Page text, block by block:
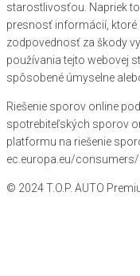
starostlivosťou. Napriek
presnosť informácií, ktoré
zodpovednosť za škody
používania tejto webovej
spôsobené úmyselne
Riešenie sporov online
spotrebiteľských sporov
platformu na riešenie
ec.europa.eu/
© 2024 T.O.P. AUTO